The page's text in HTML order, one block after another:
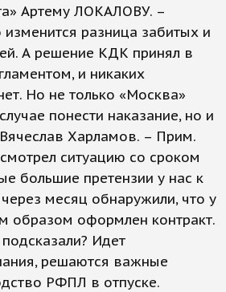
Артему ЛОКАЛОВУ. –
разница забитых и
А решение КДК принял в
и никаких
Но не только «Москва»
понести наказание, но и
Харламов. – Прим.
ситуацию со сроком
большие претензии у нас к
месяц обнаружили, что у
образом оформлен контракт.
Идет
решаются важные
РФПЛ в отпуске.